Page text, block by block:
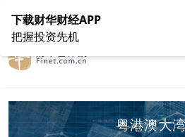
在线客服 关于我们
粤港澳大
下载财华财经APP
把握投资先机